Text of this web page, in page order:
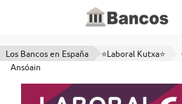
Los Bancos en España ⭐Laboral Kutxa⭐
Ansóain